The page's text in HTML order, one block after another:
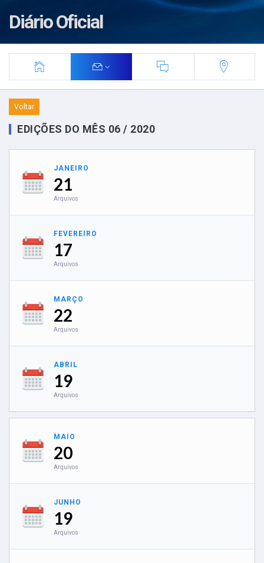
Diário Oficial
Voltar
EDIÇÕES DO MÊS 06 / 2020
JANEIRO
21
Arquivos
FEVEREIRO
17
Arquivos
MARÇO
22
Arquivos
ABRIL
19
Arquivos
MAIO
20
Arquivos
JUNHO
19
Arquivos